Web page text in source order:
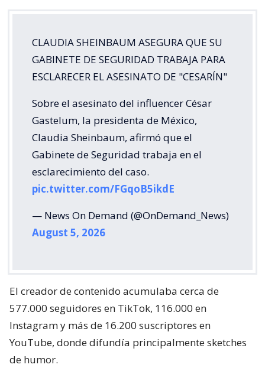
CLAUDIA SHEINBAUM ASEGURA QUE SU
GABINETE DE SEGURIDAD TRABAJA PARA
ESCLARECER EL ASESINATO DE "CESARÍN"
Sobre el asesinato del influencer César
Gastelum, la presidenta de México,
Claudia Sheinbaum, afirmó que el
Gabinete de Seguridad trabaja en el
esclarecimiento del caso.
pic.twitter.com/FGqoB5ikdE
— News On Demand (@OnDemand_News)
August 5, 2026
El creador de contenido acumulaba cerca de
577.000 seguidores en TikTok, 116.000 en
Instagram y más de 16.200 suscriptores en
YouTube, donde difundía principalmente sketches
de humor.